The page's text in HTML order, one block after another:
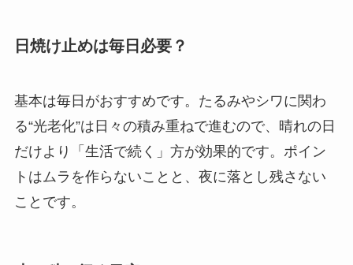
日焼け止めは毎日必要？
基本は毎日がおすすめです。たるみやシワに関わ
る“光老化”は日々の積み重ねで進むので、晴れの日
だけより「生活で続く」方が効果的です。ポイン
トはムラを作らないことと、夜に落とし残さない
ことです。